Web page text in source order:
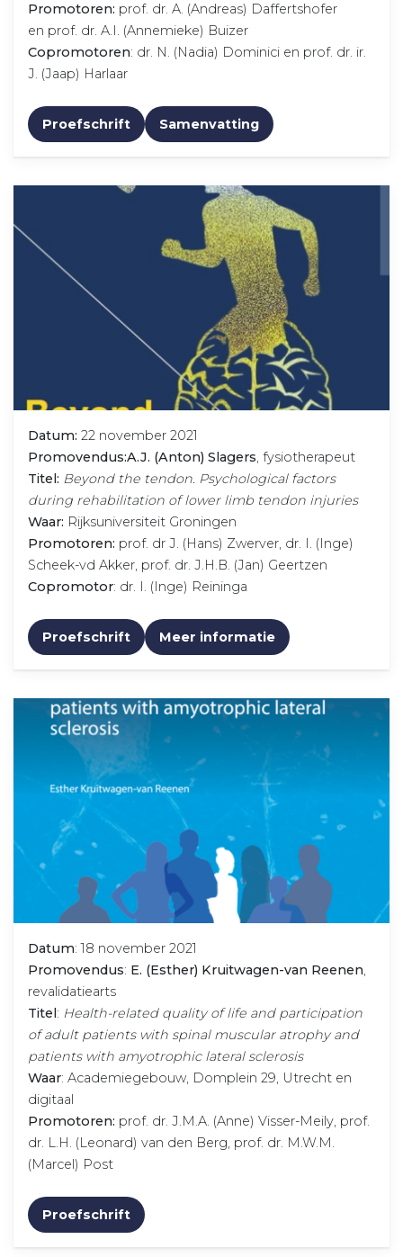
Promotoren: prof. dr. A. (Andreas) Daffertshofer
en prof. dr. A.I. (Annemieke) Buizer
Copromotoren: dr. N. (Nadia) Dominici en prof. dr. ir.
J. (Jaap) Harlaar
Proefschrift Samenvatting
Datum: 22 november 2021
Promovendus:A.J. (Anton) Slagers, fysiotherapeut
Titel: Beyond the tendon. Psychological factors
during rehabilitation of lower limb tendon injuries
Waar: Rijksuniversiteit Groningen
Promotoren: prof. dr J. (Hans) Zwerver, dr. I. (Inge)
Scheek-vd Akker, prof. dr. J.H.B. (Jan) Geertzen
Copromotor: dr. I. (Inge) Reininga
Proefschrift Meer informatie
Datum: 18 november 2021
Promovendus: E. (Esther) Kruitwagen-van Reenen,
revalidatiearts
Titel: Health-related quality of life and participation
of adult patients with spinal muscular atrophy and
patients with amyotrophic lateral sclerosis
Waar: Academiegebouw, Domplein 29, Utrecht en
digitaal
Promotoren: prof. dr. J.M.A. (Anne) Visser-Meily, prof.
dr. L.H. (Leonard) van den Berg, prof. dr. M.W.M.
(Marcel) Post
Proefschrift